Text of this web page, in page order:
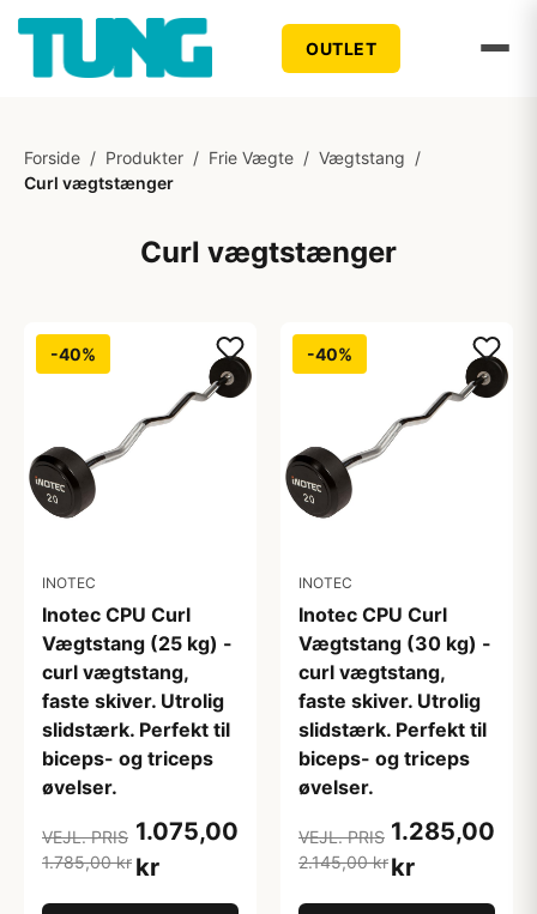
OUTLET
Forside / Produkter / Frie Vægte / Vægtstang /
Curl vægtstænger
Curl vægtstænger
-40%
INOTEC
Inotec CPU Curl
Vægtstang (25 kg) -
curl vægtstang,
faste skiver. Utrolig
slidstærk. Perfekt til
biceps- og triceps
øvelser.
VEJL. PRIS
1.785,00 kr
1.075,00
kr
-40%
INOTEC
Inotec CPU Curl
Vægtstang (30 kg) -
curl vægtstang,
faste skiver. Utrolig
slidstærk. Perfekt til
biceps- og triceps
øvelser.
VEJL. PRIS
2.145,00 kr
1.285,00
kr